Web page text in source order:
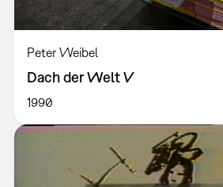
Peter Weibel
Dach der Welt V
1990